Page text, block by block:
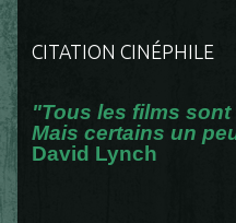
CITATION CINÉPHILE
"Tous les films sont
Mais certains un
David Lynch